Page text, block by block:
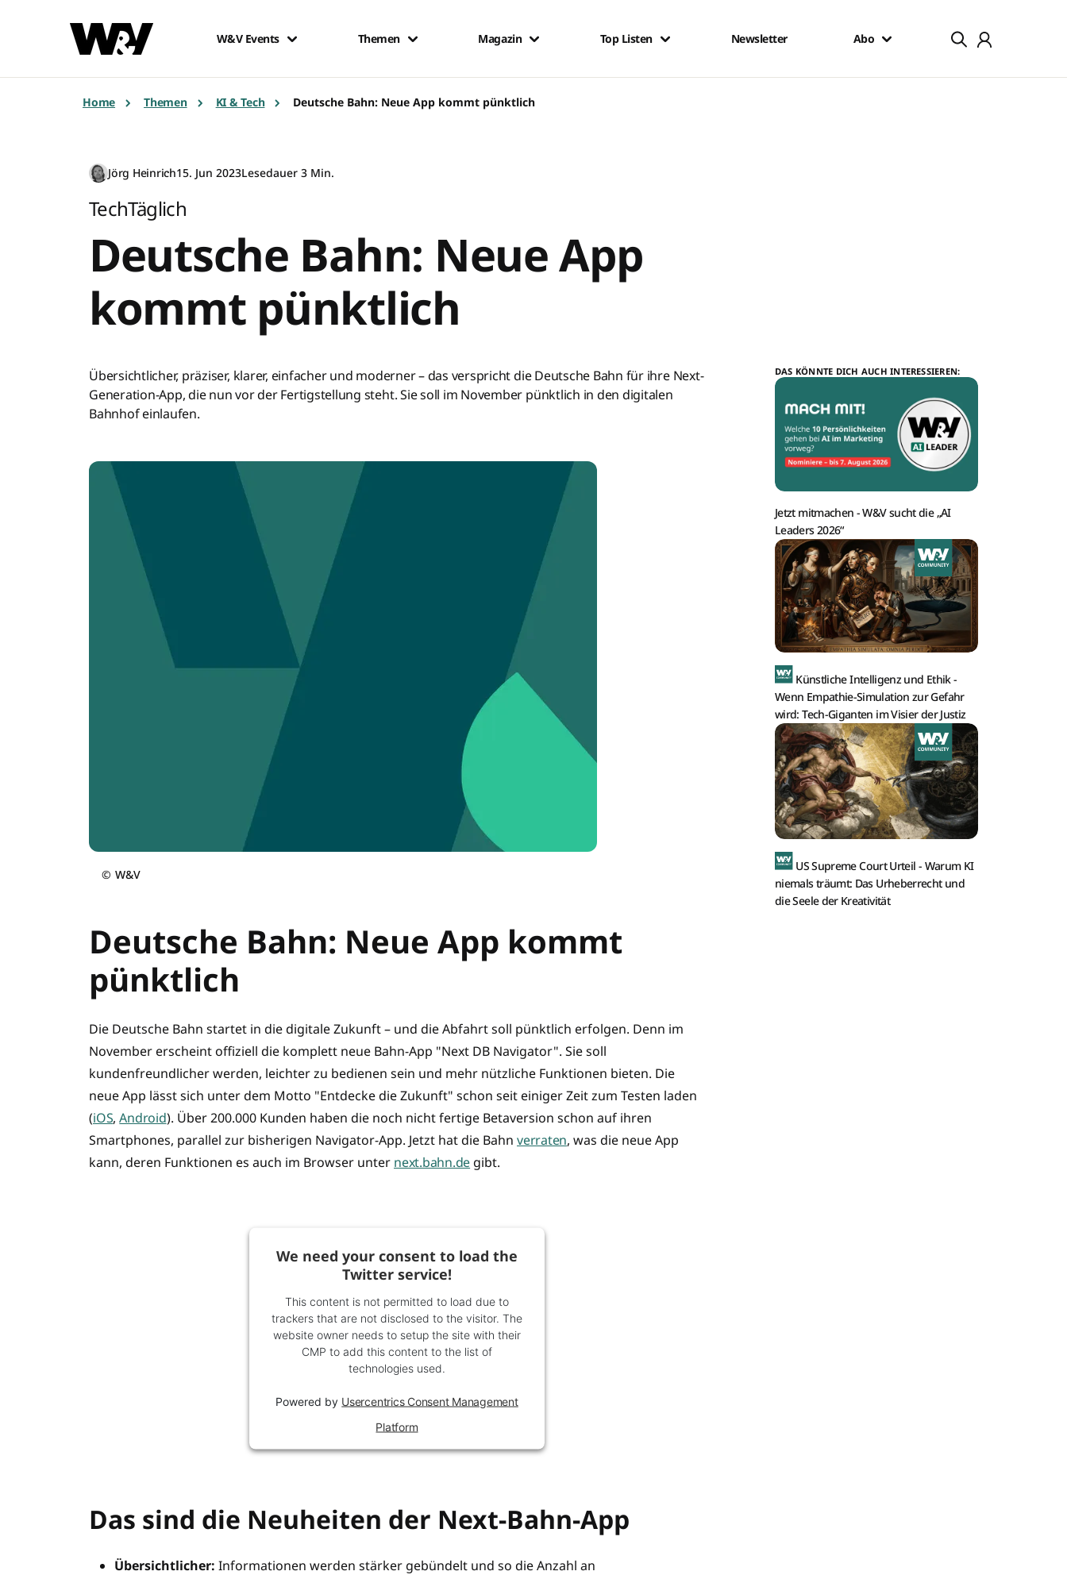
W&V Events Themen Magazin Top Listen Newsletter Abo
Home Themen KI & Tech Deutsche Bahn: Neue App kommt pünktlich
Jörg Heinrich15. Jun 2023Lesedauer 3 Min.
TechTäglich
Deutsche Bahn: Neue App
kommt pünktlich
Übersichtlicher, präziser, klarer, einfacher und moderner – das verspricht die Deutsche Bahn für ihre Next-
Generation-App, die nun vor der Fertigstellung steht. Sie soll im November pünktlich in den digitalen
Bahnhof einlaufen.
© W&V
Deutsche Bahn: Neue App kommt
pünktlich
Die Deutsche Bahn startet in die digitale Zukunft – und die Abfahrt soll pünktlich erfolgen. Denn im
November erscheint offiziell die komplett neue Bahn-App "Next DB Navigator". Sie soll
kundenfreundlicher werden, leichter zu bedienen sein und mehr nützliche Funktionen bieten. Die
neue App lässt sich unter dem Motto "Entdecke die Zukunft" schon seit einiger Zeit zum Testen laden
(iOS,Android). Über 200.000 Kunden haben die noch nicht fertige Betaversion schon auf ihren
Smartphones, parallel zur bisherigen Navigator-App. Jetzt hat die Bahn verraten, was die neue App
kann, deren Funktionen es auch im Browser unter next.bahn.de gibt.
We need your consent to load the
Twitter service!
This content is not permitted to load due to
trackers that are not disclosed to the visitor. The
website owner needs to setup the site with their
CMP to add this content to the list of
technologies used.
Powered by Usercentrics Consent Management
Platform
Das sind die Neuheiten der Next-Bahn-App
Übersichtlicher: Informationen werden stärker gebündelt und so die Anzahl an
DAS KÖNNTE DICH AUCH INTERESSIEREN:
Jetzt mitmachen -W&V sucht die „AI
Leaders 2026“
Künstliche Intelligenz und Ethik -
Wenn Empathie-Simulation zur Gefahr
wird: Tech-Giganten im Visier der Justiz
US Supreme Court Urteil - Warum KI
niemals träumt: Das Urheberrecht und
die Seele der Kreativität